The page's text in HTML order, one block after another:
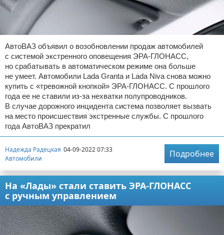
АвтоВАЗ объявил о возобновлении продаж автомобилей
с системой экстренного оповещения ЭРА-ГЛОНАСС,
но срабатывать в автоматическом режиме она больше
не умеет. Автомобили Lada Granta и Lada Niva снова можно
купить с «тревожной кнопкой» ЭРА-ГЛОНАСС. С прошлого
года ее не ставили из-за нехватки полупроводников.
В случае дорожного инцидента система позволяет вызвать
на место происшествия экстренные службы. С прошлого
года АвтоВАЗ прекратил
Надежда Радецкая 04-09-2022 07:33
Автомобили
Подробнее
На «Лады» стали ставить ЭРА-ГЛОНАСС
с ручным управлением